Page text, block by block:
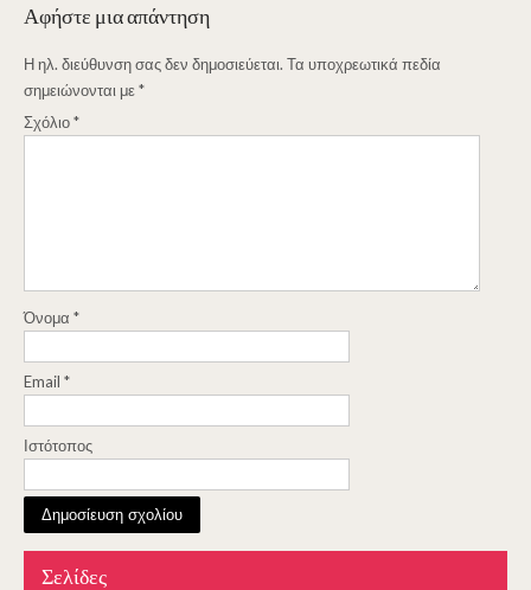
Αφήστε μια απάντηση
Η ηλ. διεύθυνση σας δεν δημοσιεύεται. Τα υποχρεωτικά πεδία
σημειώνονται με*
Σχόλιο*
Όνομα *
Email *
Ιστότοπος
Σελίδες